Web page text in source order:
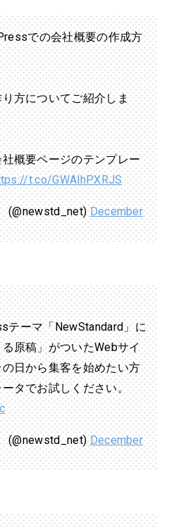
での会社概要の作成方
方についてご紹介しま
概要ページのテンプレー
t.co/GWAlhPXRJS
(@newstd_net)December
テーマ「NewStandard」に
原稿」がついたWebサイ
日から集客を始めたい方
タでお試しください。
(@newstd_net)December